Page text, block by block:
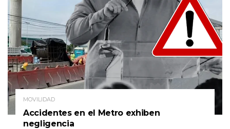
MOVILIDAD
Accidentes en el Metro exhiben
negligencia